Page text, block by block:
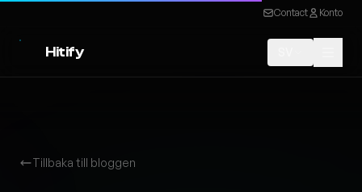
Contact Konto
Hitify
Tillbaka till bloggen